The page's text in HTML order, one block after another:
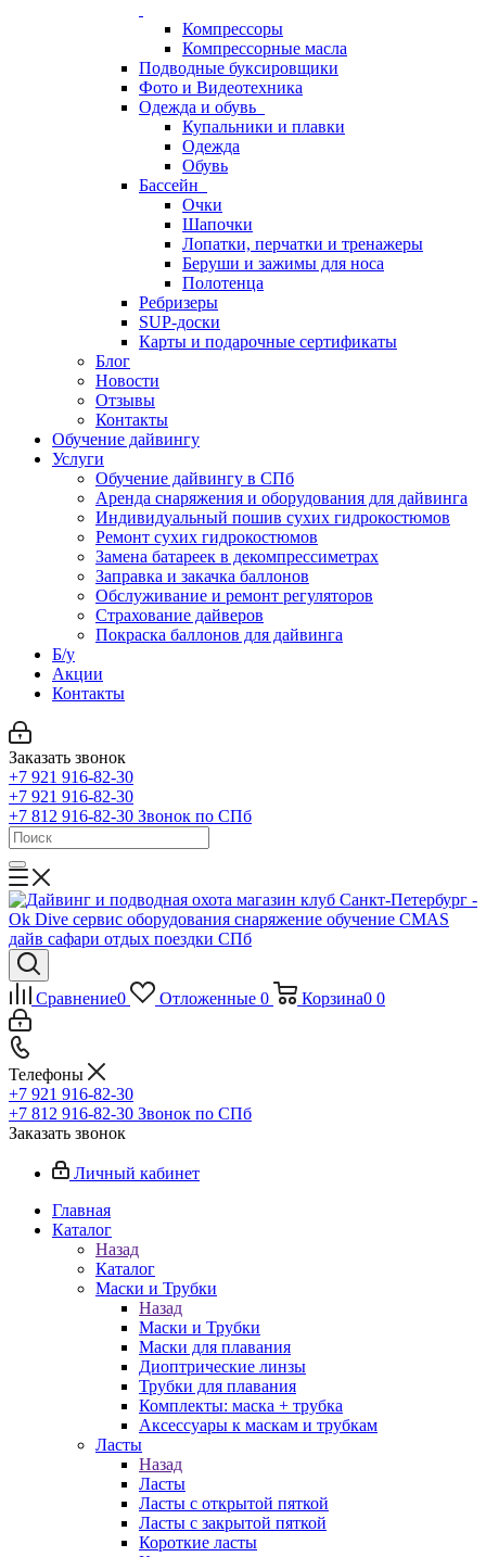
Компрессоры
Компрессорные масла
Подводные буксировщики
Фото и Видеотехника
Одежда и обувь
Купальники и плавки
Одежда
Обувь
Бассейн
Очки
Шапочки
Лопатки, перчатки и тренажеры
Беруши и зажимы для носа
Полотенца
Ребризеры
SUP-доски
Карты и подарочные сертификаты
Блог
Новости
Отзывы
Контакты
Обучение дайвингу
Услуги
Обучение дайвингу в СПб
Аренда снаряжения и оборудования для дайвинга
Индивидуальный пошив сухих гидрокостюмов
Ремонт сухих гидрокостюмов
Замена батареек в декомпрессиметрах
Заправка и закачка баллонов
Обслуживание и ремонт регуляторов
Страхование дайверов
Покраска баллонов для дайвинга
Б/у
Акции
Контакты
Заказать звонок
+7 921 916-82-30
+7 921 916-82-30
+7 812 916-82-30 Звонок по СПб
Сравнение0 Отложенные 0 Корзина0 0
Телефоны
+7 921 916-82-30
+7 812 916-82-30 Звонок по СПб
Заказать звонок
Личный кабинет
Главная
Каталог
Назад
Каталог
Маски и Трубки
Назад
Маски и Трубки
Маски для плавания
Диоптрические линзы
Трубки для плавания
Комплекты: маска + трубка
Аксессуары к маскам и трубкам
Ласты
Назад
Ласты
Ласты с открытой пяткой
Ласты с закрытой пяткой
Короткие ласты